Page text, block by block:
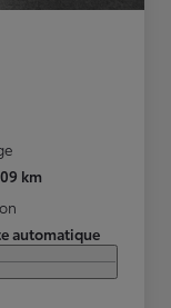
km
automatique